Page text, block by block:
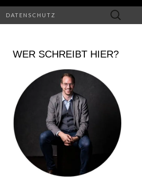
DATENSCHUTZ
Suchen
nach:
WER SCHREIBT HIER?